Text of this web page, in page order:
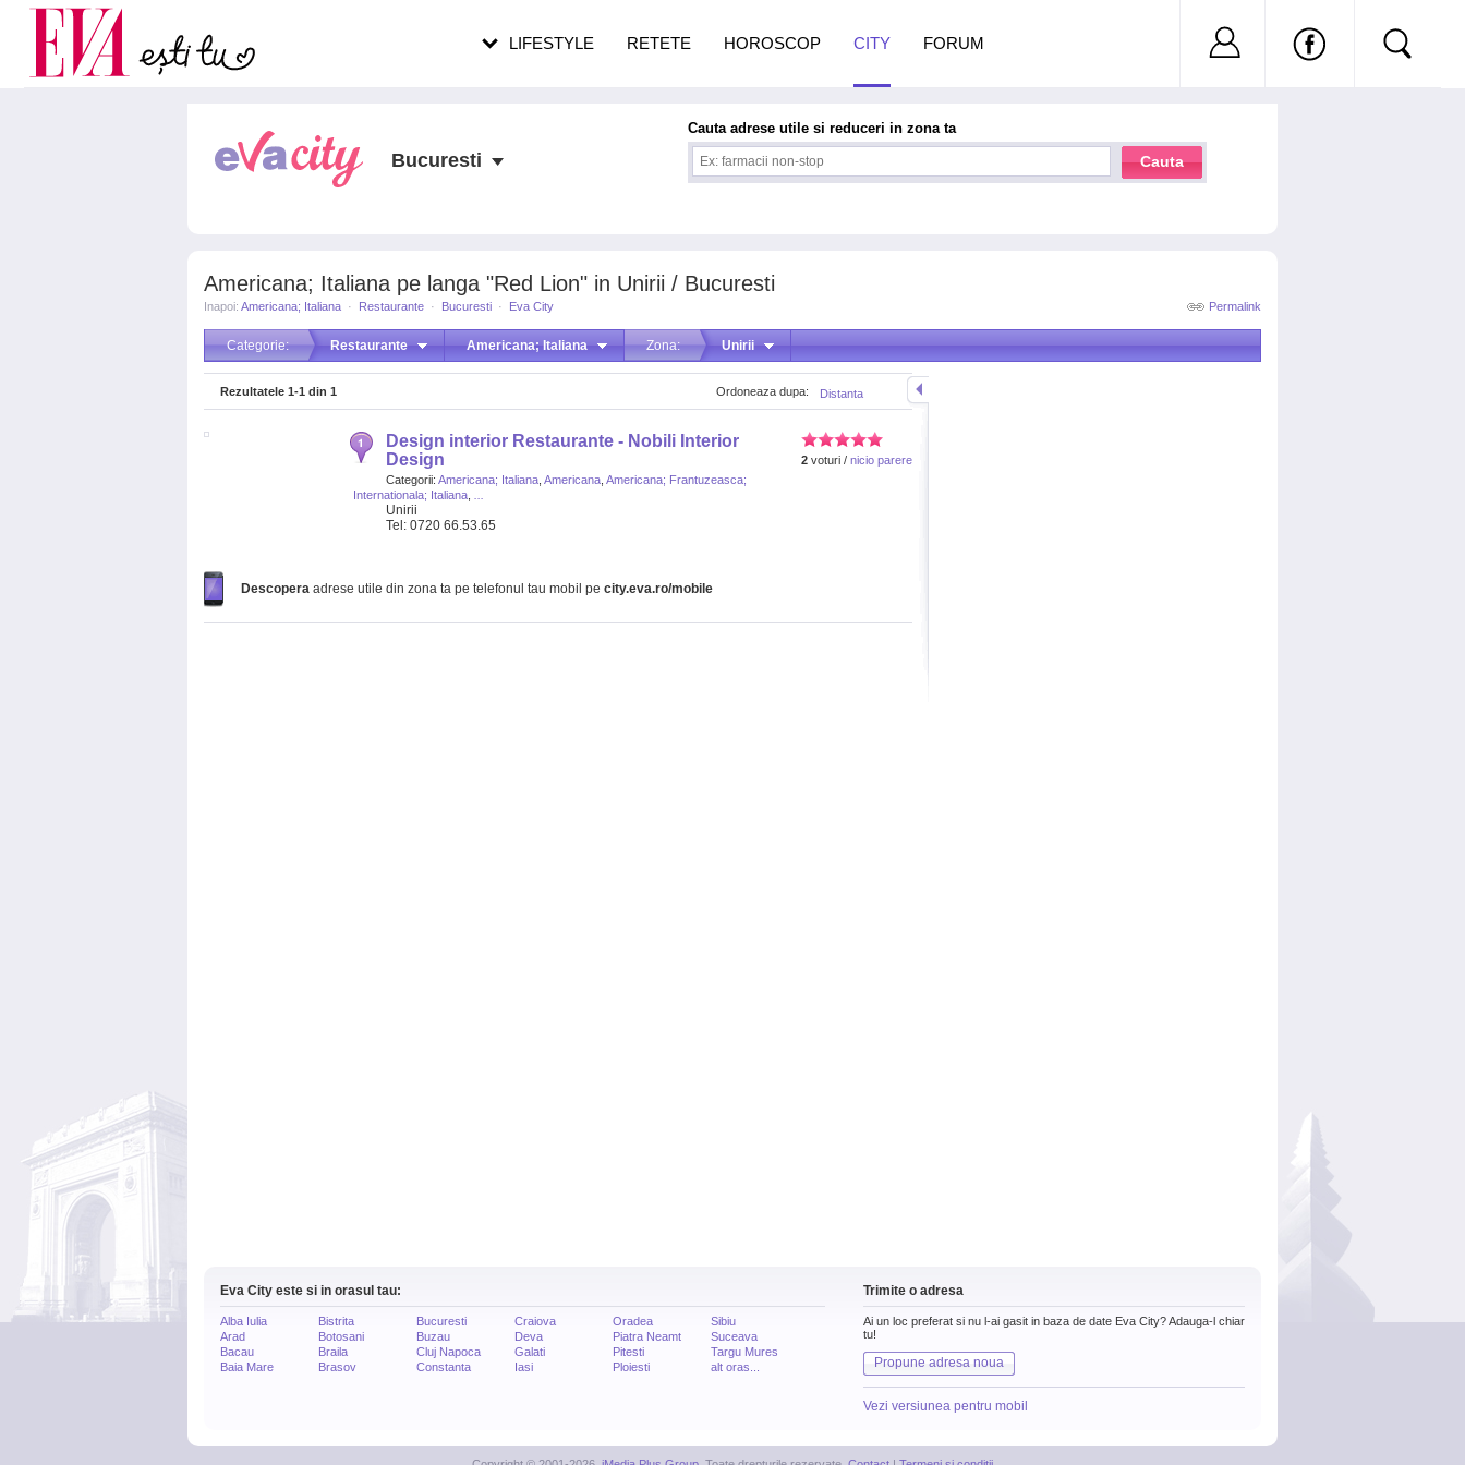
Americana; Italiana pe langa "Red Lion" in Unirii / Bucuresti
Permalink
Inapoi: Americana; Italiana · Restaurante · Bucuresti · Eva City
Categorie: Restaurante Americana; Italiana Zona: Unirii
Distanta
Ordoneaza dupa:
Rezultatele 1-1 din 1
2 voturi / nicio parere
Design interior Restaurante - Nobili Interior
Design
Categorii: Americana; Italiana Americana Americana; Frantuzeasca;
Internationala; Italiana
Unirii
Tel: 0720 66.53.65
Descopera adrese utile din zona ta pe telefonul tau mobil pe city.eva.ro/mobile
Eva City este si in orasul tau:
Alba Iulia
Arad
Bacau
Baia Mare
Bistrita
Botosani
Braila
Brasov
Bucuresti
Buzau
Cluj Napoca
Constanta
Craiova
Deva
Galati
Iasi
Oradea
Piatra Neamt
Pitesti
Ploiesti
Sibiu
Suceava
Targu Mures
alt oras...
Trimite o adresa
Ai un loc preferat si nu l-ai gasit in baza de date Eva City? Adauga-l chiar
tu!
Propune adresa noua
Vezi versiunea pentru mobil
Bucuresti
Cauta adrese utile si reduceri in zona ta
Cauta
LIFESTYLE RETETE HOROSCOP CITY FORUM Nu ai cont?
Carieră
Actualitate